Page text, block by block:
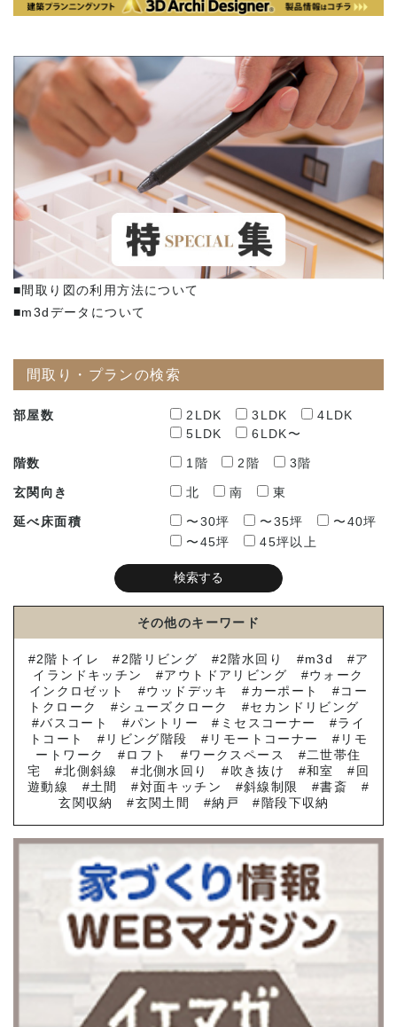
■間取り図の利用方法について
■m3dデータについて
間取り・プランの検索
部屋数 2LDK 3LDK
4LDK
5LDK
6LDK〜
階数 1階 2階 3階
玄関向き 北 南 東
延べ床面積 〜30坪 〜35坪
〜40坪
〜45坪
45坪以上
その他のキーワード
2階トイレ 2階リビング 2階水回り m3d
ア
イランドキッチン
アウトドアリビング
ウォーク
インクロゼット
ウッドデッキ カーポート
コー
トクローク
シューズクローク
セカンドリビング
バスコート
パントリー ミセスコーナー
ライ
トコート
リビング階段 リモートコーナー
リモ
ートワーク
ロフト ワークスペース
二世帯住
宅
北側斜線 北側水回り 吹き抜け 和室
回
遊動線
土間 対面キッチン 斜線制限
書斎
玄関収納
玄関土間 納戸 階段下収納